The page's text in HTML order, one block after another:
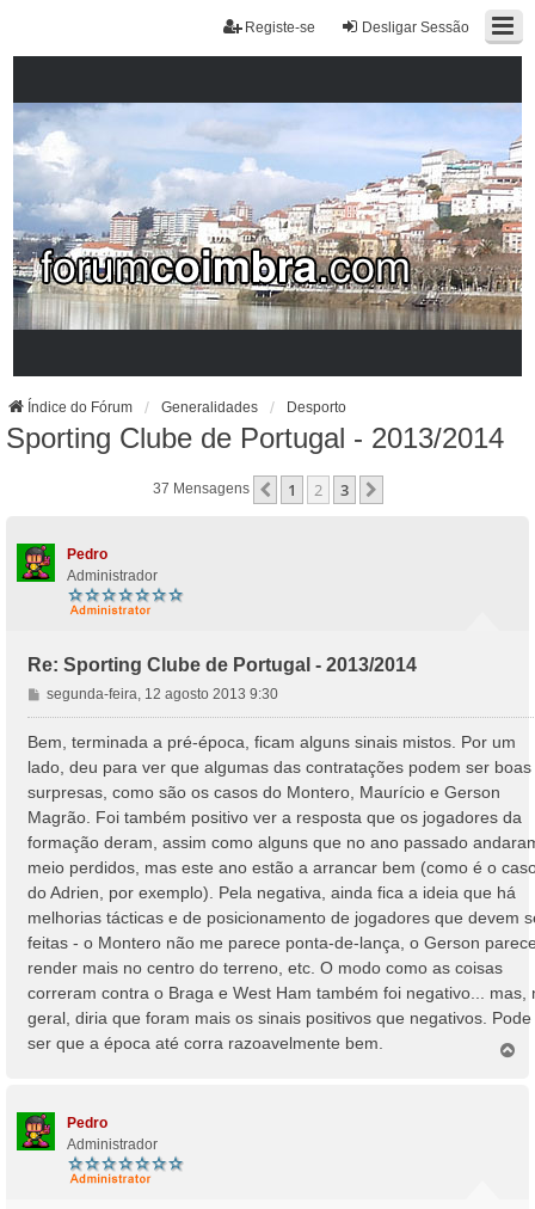
Desligar Sessão
Registe-se
Índice do Fórum Generalidades Desporto
Sporting Clube de Portugal - 2013/2014
37 Mensagens Anterior
1 2 3
Pedro
Administrador
Re: Sporting Clube de Portugal - 2013/2014
M
e
n
s
g
e
m
segunda-feira, 12 agosto 2013 9:30
Bem, terminada a pré-época, ficam alguns sinais mistos. Por um
lado, deu para ver que algumas das contratações podem ser boas
surpresas, como são os casos do Montero, Maurício e Gerson
Magrão. Foi também positivo ver a resposta que os jogadores da
formação deram, assim como alguns que no ano passado
meio perdidos, mas este ano estão a arrancar bem (como é o
do Adrien, por exemplo). Pela negativa, ainda fica a ideia que há
melhorias tácticas e de posicionamento de jogadores que devem
feitas - o Montero não me parece ponta-de-lança, o Gerson
render mais no centro do terreno, etc. O modo como as coisas
correram contra o Braga e West Ham também foi negativo... mas,
geral, diria que foram mais os sinais positivos que negativos. Pode
ser que a época até corra razoavelmente bem.
Pedro
Administrador